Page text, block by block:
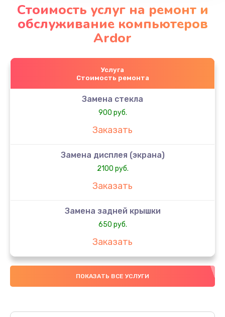
Стоимость услуг на ремонт и
обслуживание компьютеров
Ardor
Услуга
Стоимость ремонта
Замена стекла
900 руб.
Заказать
Замена дисплея (экрана)
2100 руб.
Заказать
Замена задней крышки
650 руб.
Заказать
Замена аккумулятора
4000 руб.
ПОКАЗАТЬ ВСЕ УСЛУГИ